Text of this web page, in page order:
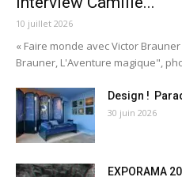
10 juillet 2026
« Faire monde avec Victor
Brauner, L'Aventure magique",
Design !
30 juin 2026
EXPORAMA